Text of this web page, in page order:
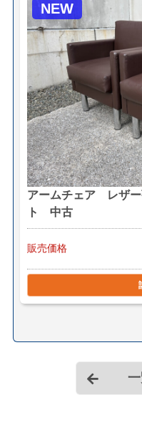
NEW
アームチェア レザ
ト 中古
販売価格